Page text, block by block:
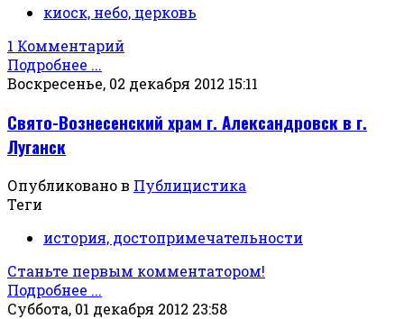
киоск, небо, церковь
1 Комментарий
Подробнее ...
Воскресенье, 02 декабря 2012 15:11
Свято-Вознесенский храм г. Александровск в г.
Луганск
Опубликовано в Публицистика
Теги
история, достопримечательности
Станьте первым комментатором!
Подробнее ...
Суббота, 01 декабря 2012 23:58